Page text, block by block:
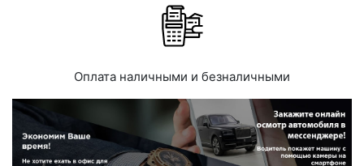
Оплата наличными и безналичными